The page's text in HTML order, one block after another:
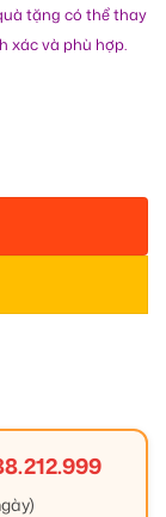
tặng có thể thay
xác và phù hợp.